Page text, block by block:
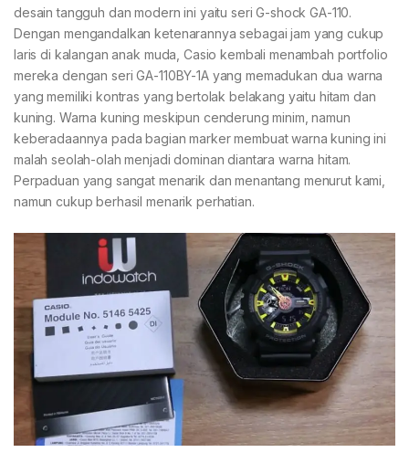
desain tangguh dan modern ini yaitu seri G-shock GA-110.
Dengan mengandalkan ketenarannya sebagai jam yang cukup
laris di kalangan anak muda, Casio kembali menambah portfolio
mereka dengan seri GA-110BY-1A yang memadukan dua warna
yang memiliki kontras yang bertolak belakang yaitu hitam dan
kuning. Warna kuning meskipun cenderung minim, namun
keberadaannya pada bagian marker membuat warna kuning ini
malah seolah-olah menjadi dominan diantara warna hitam.
Perpaduan yang sangat menarik dan menantang menurut kami,
namun cukup berhasil menarik perhatian.